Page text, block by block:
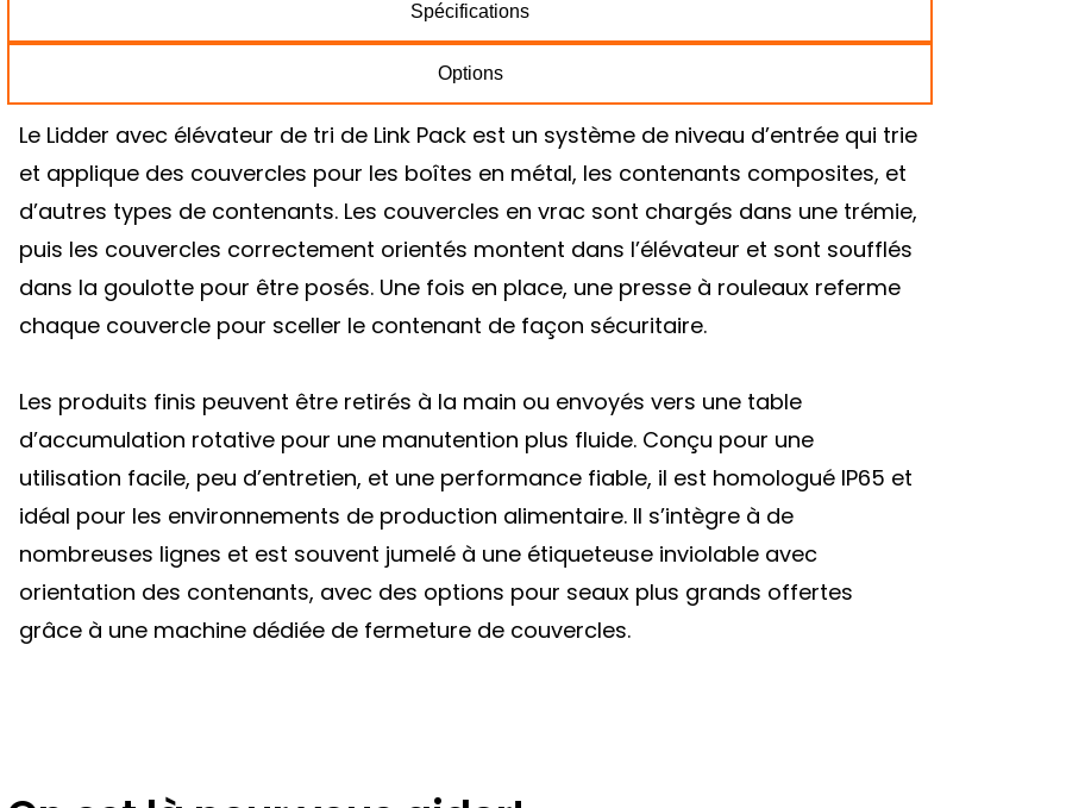
Spécifications
Options
Le Lidder avec élévateur de tri de Link Pack est un système de niveau d’entrée qui trie
et applique des couvercles pour les boîtes en métal, les contenants composites, et
d’autres types de contenants. Les couvercles en vrac sont chargés dans une trémie,
puis les couvercles correctement orientés montent dans l’élévateur et sont soufflés
dans la goulotte pour être posés. Une fois en place, une presse à rouleaux referme
chaque couvercle pour sceller le contenant de façon sécuritaire.
Les produits finis peuvent être retirés à la main ou envoyés vers une table
d’accumulation rotative pour une manutention plus fluide. Conçu pour une
utilisation facile, peu d’entretien, et une performance fiable, il est homologué IP65 et
idéal pour les environnements de production alimentaire. Il s’intègre à de
nombreuses lignes et est souvent jumelé à une étiqueteuse inviolable avec
orientation des contenants, avec des options pour seaux plus grands offertes
grâce à une machine dédiée de fermeture de couvercles.